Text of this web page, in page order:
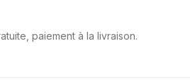
paiement à la livraison.